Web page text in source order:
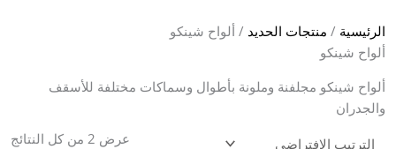
الرئيسية / منتجات الحديد / ألواح شينكو
ألواح شينكو
ألواح شينكو مجلفنة وملونة بأطوال وسماكات مختلفة للأسقف
والجدران
عرض ⁦2⁩ من كل النتائج